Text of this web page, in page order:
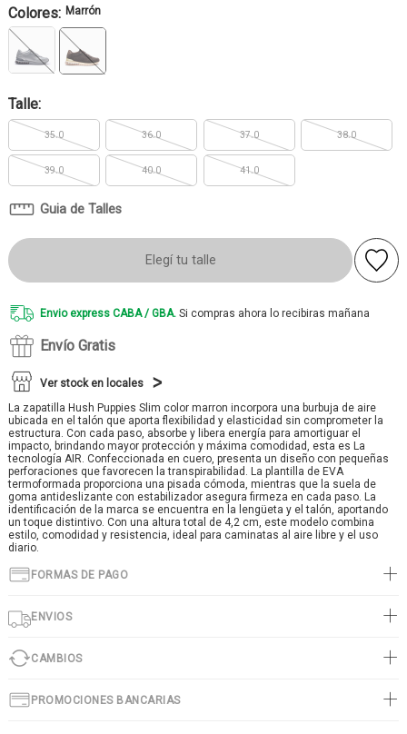
Colores: Marrón
Talle:
35.0 36.0 37.0 38.0
39.0 40.0 41.0
Guia de Talles
Elegí tu talle
Envio express CABA / GBA. Si compras ahora lo recibiras mañana
Envío Gratis
Ver stock en locales
La zapatilla Hush Puppies Slim color marron incorpora una burbuja de aire
ubicada en el talón que aporta flexibilidad y elasticidad sin comprometer la
estructura. Con cada paso, absorbe y libera energía para amortiguar el
impacto, brindando mayor protección y máxima comodidad, esta es La
tecnología AIR. Confeccionada en cuero, presenta un diseño con pequeñas
perforaciones que favorecen la transpirabilidad. La plantilla de EVA
termoformada proporciona una pisada cómoda, mientras que la suela de
goma antideslizante con estabilizador asegura firmeza en cada paso. La
identificación de la marca se encuentra en la lengüeta y el talón, aportando
un toque distintivo. Con una altura total de 4,2 cm, este modelo combina
estilo, comodidad y resistencia, ideal para caminatas al aire libre y el uso
diario.
FORMAS DE PAGO
ENVIOS
CAMBIOS
PROMOCIONES BANCARIAS